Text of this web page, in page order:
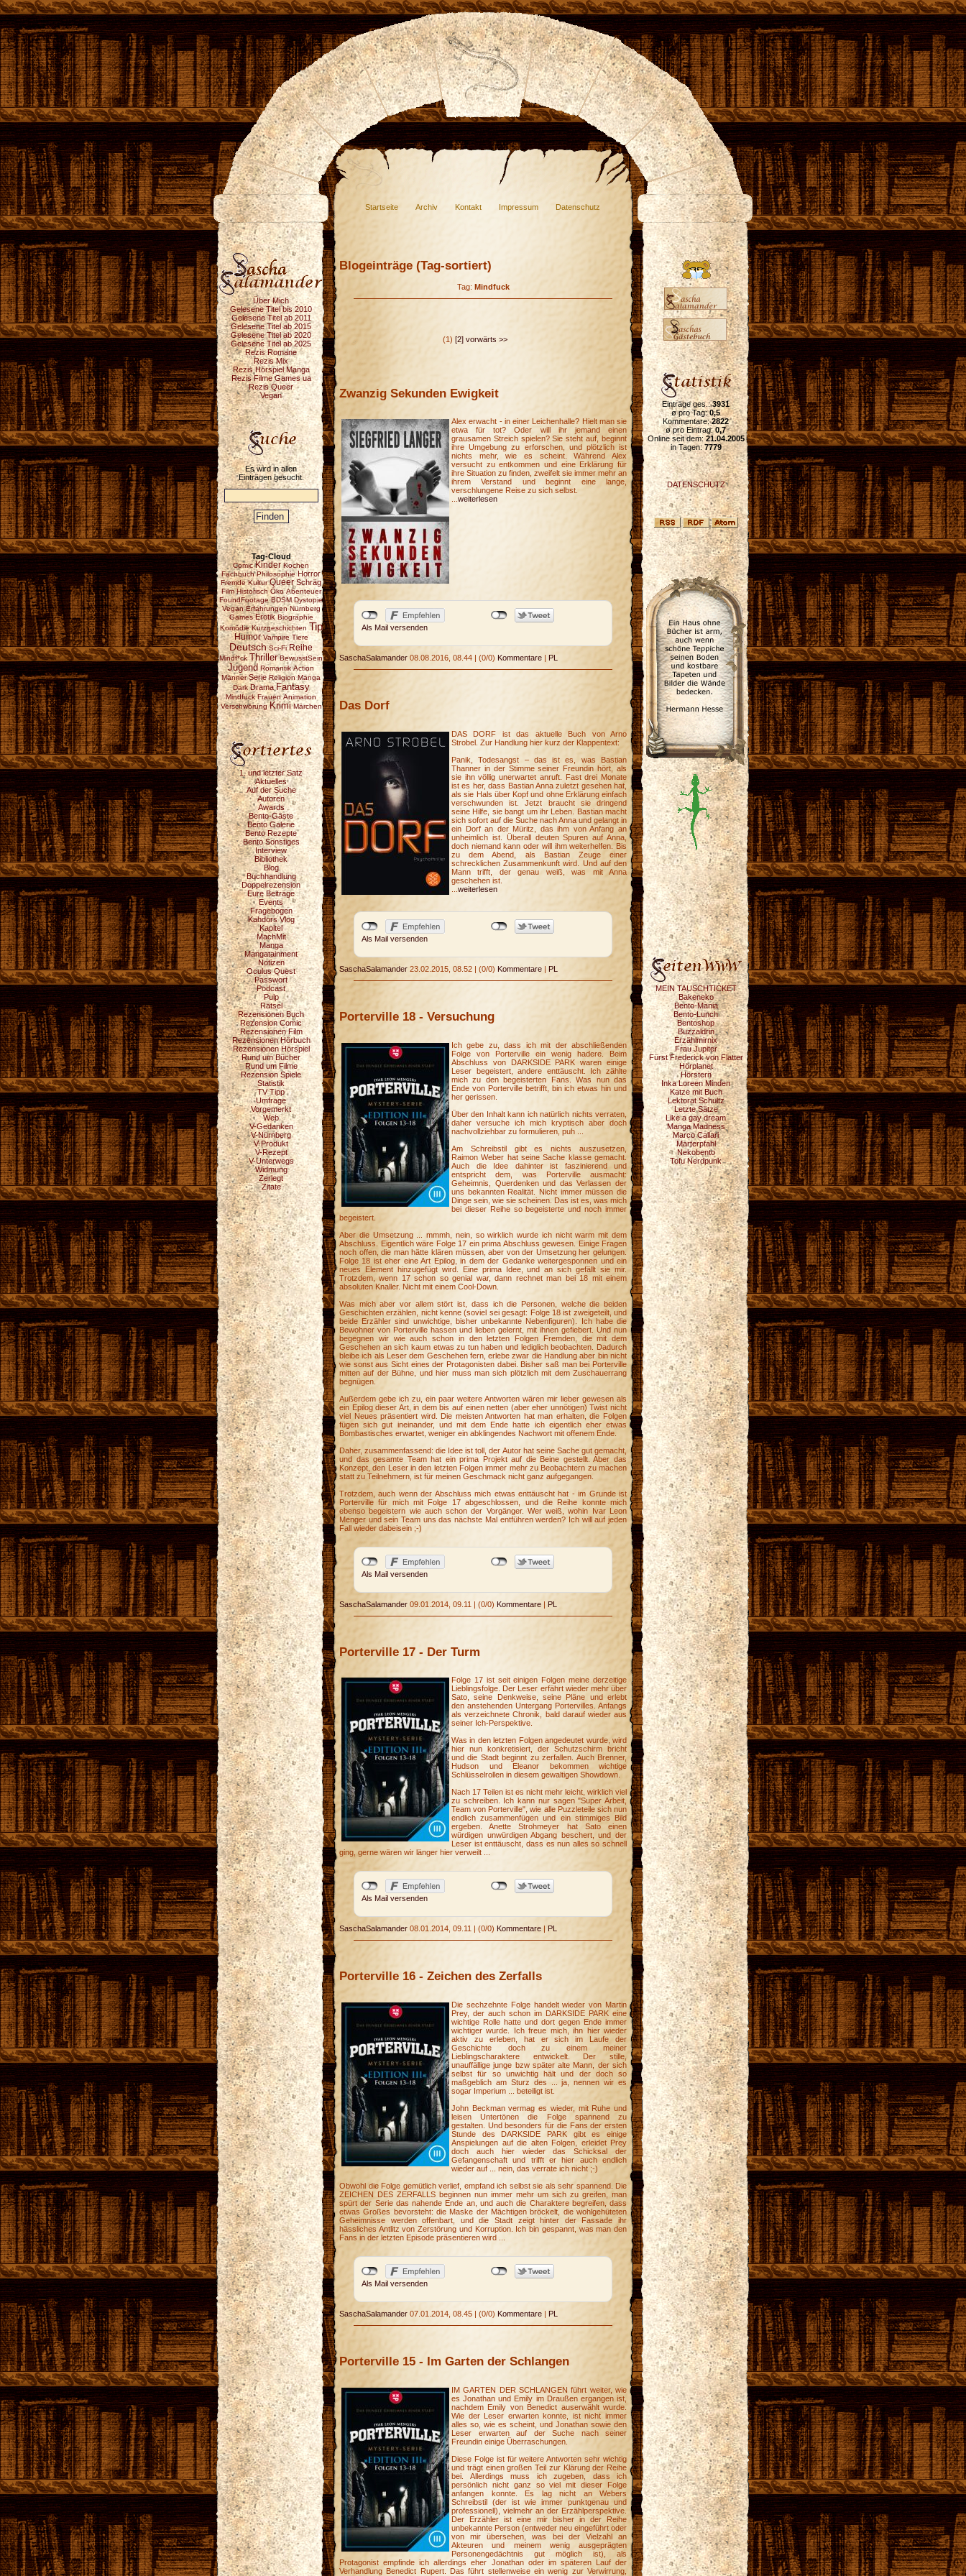
Startseite Archiv Kontakt Impressum Datenschutz
Über Mich
Gelesene Titel bis 2010
Gelesene Titel ab 2011
Gelesene Titel ab 2015
Gelesene Titel ab 2020
Gelesene Titel ab 2025
Rezis Romane
Rezis Mix
Rezis Hörspiel Manga
Rezis Filme Games ua
Rezis Queer
Vegan
Es wird in allen
Einträgen gesucht.
Tag-Cloud
Comic Kinder Kochen
Fachbuch Philosophie Horror
Fremde Kultur Queer Schräg
Film Historisch Öko Abenteuer
FoundFootage BDSM Dystopie
Vegan Erfahrungen Nürnberg
Games Erotik Biographie
Komödie Kurzgeschichten Tip
Humor Vampire Tiere
Deutsch Sci-Fi Reihe
Mindf*ck Thriller BewusstSein
Jugend Romantik Action
Männer Serie Religion Manga
Dark Drama Fantasy
Mindfuck Frauen Animation
Verschwörung Krimi Märchen
1. und letzter Satz
Aktuelles
Auf der Suche
Autoren
Awards
Bento-Gäste
Bento Galerie
Bento Rezepte
Bento Sonstiges
Interview
Bibliothek
Blog
Buchhandlung
Doppelrezension
Eure Beiträge
Events
Fragebogen
Kahdors Vlog
Kapitel
MachMit
Manga
Mangatainment
Notizen
Oculus Quest
Passwort
Podcast
Pulp
Rätsel
Rezensionen Buch
Rezension Comic
Rezensionen Film
Rezensionen Hörbuch
Rezensionen Hörspiel
Rund um Bücher
Rund um Filme
Rezension Spiele
Statistik
TV Tipp
Umfrage
Vorgemerkt
Web
V-Gedanken
V-Nürnberg
V-Produkt
V-Rezept
V-Unterwegs
Widmung
Zerlegt
Zitate
Blogeinträge (Tag-sortiert)
Tag: Mindfuck
(1) [2] vorwärts >>
Zwanzig Sekunden Ewigkeit
Alex erwacht - in einer Leichenhalle? Hielt man sie
etwa für tot? Oder will ihr jemand einen
grausamen Streich spielen? Sie steht auf, beginnt
ihre Umgebung zu erforschen, und plötzlich ist
nichts mehr, wie es scheint. Während Alex
versucht zu entkommen und eine Erklärung für
ihre Situation zu finden, zweifelt sie immer mehr an
ihrem Verstand und beginnt eine lange,
verschlungene Reise zu sich selbst.
weiterlesen
Als Mail versenden
SaschaSalamander 08.08.2016, 08.44 (0/0) Kommentare PL
Das Dorf
DAS DORF ist das aktuelle Buch von Arno
Strobel. Zur Handlung hier kurz der Klappentext:
Panik, Todesangst – das ist es, was Bastian
Thanner in der Stimme seiner Freundin hört, als
sie ihn völlig unerwartet anruft. Fast drei Monate
ist es her, dass Bastian Anna zuletzt gesehen hat,
als sie Hals über Kopf und ohne Erklärung einfach
verschwunden ist. Jetzt braucht sie dringend
seine Hilfe, sie bangt um ihr Leben. Bastian macht
sich sofort auf die Suche nach Anna und gelangt in
ein Dorf an der Müritz, das ihm von Anfang an
unheimlich ist. Überall deuten Spuren auf Anna,
doch niemand kann oder will ihm weiterhelfen. Bis
zu dem Abend, als Bastian Zeuge einer
schrecklichen Zusammenkunft wird. Und auf den
Mann trifft, der genau weiß, was mit Anna
geschehen ist.
weiterlesen
Als Mail versenden
SaschaSalamander 23.02.2015, 08.52 | (0/0) Kommentare | PL
Porterville 18 - Versuchung
Ich gebe zu, dass ich mit der abschließenden
Folge von Porterville ein wenig hadere. Beim
Abschluss von DARKSIDE PARK waren einige
Leser begeistert, andere enttäuscht. Ich zählte
mich zu den begeisterten Fans. Was nun das
Ende von Porterville betrifft, bin ich etwas hin und
her gerissen.
Über den Inhalt kann ich natürlich nichts verraten,
daher versuche ich mich kryptisch aber doch
nachvollziehbar zu formulieren, puh ...
Am Schreibstil gibt es nichts auszusetzen,
Raimon Weber hat seine Sache klasse gemacht.
Auch die Idee dahinter ist faszinierend und
entspricht dem, was Porterville ausmacht:
Geheimnis, Querdenken und das Verlassen der
uns bekannten Realität. Nicht immer müssen die
Dinge sein, wie sie scheinen. Das ist es, was mich
bei dieser Reihe so begeisterte und noch immer
begeistert.
Aber die Umsetzung ... mmmh, nein, so wirklich wurde ich nicht warm mit dem
Abschluss. Eigentlich wäre Folge 17 ein prima Abschluss gewesen. Einige Fragen
noch offen, die man hätte klären müssen, aber von der Umsetzung her gelungen.
Folge 18 ist eher eine Art Epilog, in dem der Gedanke weitergesponnen und ein
neues Element hinzugefügt wird. Eine prima Idee, und an sich gefällt sie mir.
Trotzdem, wenn 17 schon so genial war, dann rechnet man bei 18 mit einem
absoluten Knaller. Nicht mit einem Cool-Down.
Was mich aber vor allem stört ist, dass ich die Personen, welche die beiden
Geschichten erzählen, nicht kenne (soviel sei gesagt: Folge 18 ist zweigeteilt, und
beide Erzähler sind unwichtige, bisher unbekannte Nebenfiguren). Ich habe die
Bewohner von Porterville hassen und lieben gelernt, mit ihnen gefiebert. Und nun
begegnen wir wie auch schon in den letzten Folgen Fremden, die mit dem
Geschehen an sich kaum etwas zu tun haben und lediglich beobachten. Dadurch
bleibe ich als Leser dem Geschehen fern, erlebe zwar die Handlung aber bin nicht
wie sonst aus Sicht eines der Protagonisten dabei. Bisher saß man bei Porterville
mitten auf der Bühne, und hier muss man sich plötzlich mit dem Zuschauerrang
begnügen.
Außerdem gebe ich zu, ein paar weitere Antworten wären mir lieber gewesen als
ein Epilog dieser Art, in dem bis auf einen netten (aber eher unnötigen) Twist nicht
viel Neues präsentiert wird. Die meisten Antworten hat man erhalten, die Folgen
fügen sich gut ineinander, und mit dem Ende hatte ich eigentlich eher etwas
Bombastisches erwartet, weniger ein abklingendes Nachwort mit offenem Ende.
Daher, zusammenfassend: die Idee ist toll, der Autor hat seine Sache gut gemacht,
und das gesamte Team hat ein prima Projekt auf die Beine gestellt. Aber das
Konzept, den Leser in den letzten Folgen immer mehr zu Beobachtern zu machen
statt zu Teilnehmern, ist für meinen Geschmack nicht ganz aufgegangen.
Trotzdem, auch wenn der Abschluss mich etwas enttäuscht hat - im Grunde ist
Porterville für mich mit Folge 17 abgeschlossen, und die Reihe konnte mich
ebenso begeistern wie auch schon der Vorgänger. Wer weiß, wohin Ivar Leon
Menger und sein Team uns das nächste Mal entführen werden? Ich will auf jeden
Fall wieder dabeisein ;-)
Als Mail versenden
SaschaSalamander 09.01.2014, 09.11 | (0/0) Kommentare | PL
Porterville 17 - Der Turm
Folge 17 ist seit einigen Folgen meine derzeitige
Lieblingsfolge. Der Leser erfährt wieder mehr über
Sato, seine Denkweise, seine Pläne und erlebt
den anstehenden Untergang Portervilles. Anfangs
als verzeichnete Chronik, bald darauf wieder aus
seiner Ich-Perspektive.
Was in den letzten Folgen angedeutet wurde, wird
hier nun konkretisiert, der Schutzschirm bricht
und die Stadt beginnt zu zerfallen. Auch Brenner,
Hudson und Eleanor bekommen wichtige
Schlüsselrollen in diesem gewaltigen Showdown.
Nach 17 Teilen ist es nicht mehr leicht, wirklich viel
zu schreiben. Ich kann nur sagen "Super Arbeit,
Team von Porterville", wie alle Puzzleteile sich nun
endlich zusammenfügen und ein stimmiges Bild
ergeben. Anette Strohmeyer hat Sato einen
würdigen unwürdigen Abgang beschert, und der
Leser ist enttäuscht, dass es nun alles so schnell
ging, gerne wären wir länger hier verweilt ...
Als Mail versenden
SaschaSalamander 08.01.2014, 09.11 (0/0) Kommentare PL
Porterville 16 - Zeichen des Zerfalls
Die sechzehnte Folge handelt wieder von Martin
Prey, der auch schon im DARKSIDE PARK eine
wichtige Rolle hatte und dort gegen Ende immer
wichtiger wurde. Ich freue mich, ihn hier wieder
aktiv zu erleben, hat er sich im Laufe der
Geschichte doch zu einem meiner
Lieblingscharaktere entwickelt. Der stille,
unauffällige junge bzw später alte Mann, der sich
selbst für so unwichtig hält und der doch so
maßgeblich am Sturz des ... ja, nennen wir es
sogar Imperium ... beteiligt ist.
John Beckman vermag es wieder, mit Ruhe und
leisen Untertönen die Folge spannend zu
gestalten. Und besonders für die Fans der ersten
Stunde des DARKSIDE PARK gibt es einige
Anspielungen auf die alten Folgen, erleidet Prey
doch auch hier wieder das Schicksal der
Gefangenschaft und trifft er hier auch endlich
wieder auf ... nein, das verrate ich nicht ;-)
Obwohl die Folge gemütlich verlief, empfand ich selbst sie als sehr spannend. Die
ZEICHEN DES ZERFALLS beginnen nun immer mehr um sich zu greifen, man
spürt der Serie das nahende Ende an, und auch die Charaktere begreifen, dass
etwas Großes bevorsteht: die Maske der Mächtigen bröckelt, die wohlgehüteten
Geheimnisse werden offenbart, und die Stadt zeigt hinter der Fassade ihr
hässliches Antlitz von Zerstörung und Korruption. Ich bin gespannt, was man den
Fans in der letzten Episode präsentieren wird ...
Als Mail versenden
SaschaSalamander 07.01.2014, 08.45 | (0/0) Kommentare | PL
Porterville 15 - Im Garten der Schlangen
IM GARTEN DER SCHLANGEN führt weiter, wie
es Jonathan und Emily im Draußen ergangen ist,
nachdem Emily von Benedict auserwählt wurde.
Wie der Leser erwarten konnte, ist nicht immer
alles so, wie es scheint, und Jonathan sowie den
Leser erwarten auf der Suche nach seiner
Freundin einige Überraschungen.
Diese Folge ist für weitere Antworten sehr wichtig
und trägt einen großen Teil zur Klärung der Reihe
bei. Allerdings muss ich zugeben, dass ich
persönlich nicht ganz so viel mit dieser Folge
anfangen konnte. Es lag nicht an Webers
Schreibstil (der ist wie immer punktgenau und
professionell), vielmehr an der Erzählperspektive.
Der Erzähler ist eine mir bisher in der Reihe
unbekannte Person (entweder neu eingeführt oder
von mir übersehen, was bei der Vielzahl an
Akteuren und meinem wenig ausgeprägten
Personengedächtnis gut möglich ist), als
Protagonist empfinde ich allerdings eher Jonathan oder im späteren Lauf der
Verhandlung Benedict Rupert. Das führt stellenweise ein wenig zur Verwirrung,
Einträge ges.:3931
ø pro Tag:0,5
Kommentare:2822
ø pro Eintrag:0,7
Online seit dem:21.04.2005
in Tagen:7779
DATENSCHUTZ
MEIN TAUSCHTICKET
Bakeneko
Bento-Mania
Bento-Lunch
Bentoshop
Buzzaldrin
Erzählmirnix
Frau Jupiter
Fürst Frederick von Flatter
Hörplanet
Hörstern
Inka Loreen Minden
Katze mit Buch
Lektorat Schultz
Letzte Sätze
Like a gay dream
Manga Madness
Marco Callari
Marterpfahl
Nekobento
Tofu Nerdpunk